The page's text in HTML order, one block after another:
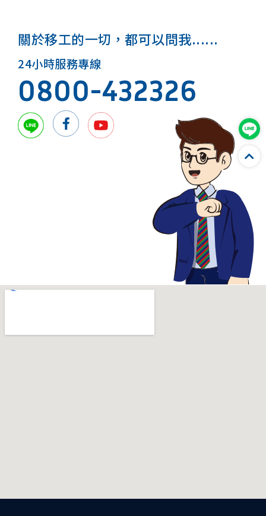
關於移工的一切，都可以問我......
24小時服務專線
0800-432326